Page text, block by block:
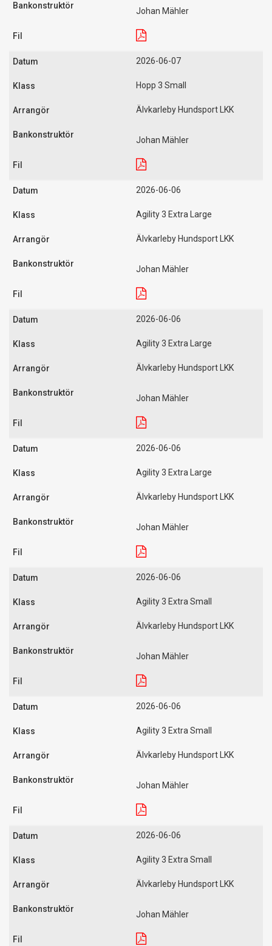
Johan Mähler
2026-06-07
Hopp 3 Small
Älvkarleby Hundsport LKK
Johan Mähler
2026-06-06
Agility 3 Extra Large
Älvkarleby Hundsport LKK
Johan Mähler
2026-06-06
Agility 3 Extra Large
Älvkarleby Hundsport LKK
Johan Mähler
2026-06-06
Agility 3 Extra Large
Älvkarleby Hundsport LKK
Johan Mähler
2026-06-06
Agility 3 Extra Small
Älvkarleby Hundsport LKK
Johan Mähler
2026-06-06
Agility 3 Extra Small
Älvkarleby Hundsport LKK
Johan Mähler
2026-06-06
Agility 3 Extra Small
Älvkarleby Hundsport LKK
Johan Mähler